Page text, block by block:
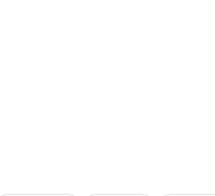
diversas.